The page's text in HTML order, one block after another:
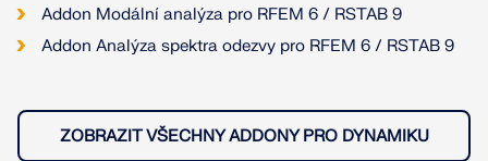
Starší produkty
Addon Modální analýza pro RFEM 6 / RSTAB 9
Addon Analýza spektra odezvy pro RFEM 6 / RSTAB 9
ZOBRAZIT VŠECHNY ADDONY PRO DYNAMIKU